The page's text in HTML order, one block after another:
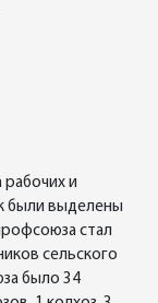
рабочих и
были выделены
стал
сельского
было 34